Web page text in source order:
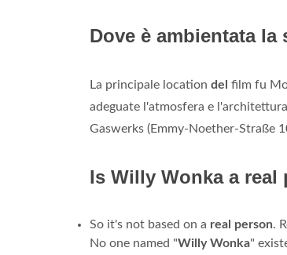
Dove è ambientata
La principale location del film fu
adeguate l'atmosfera e l'architettura
Gaswerks (Emmy-Noether-Straße
Is Willy Wonka a real
So it's not based on a real person.
No one named "Willy Wonka"